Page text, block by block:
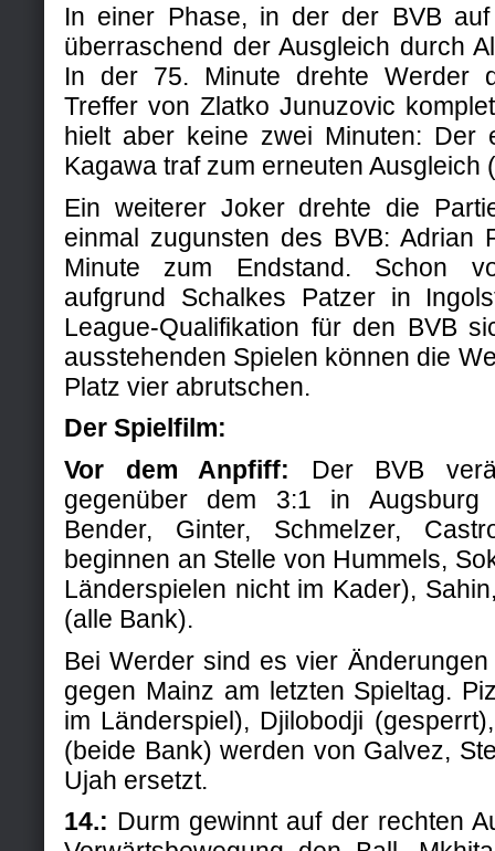
In einer Phase, in der der BVB
überraschend der Ausgleich durch
In der 75. Minute drehte Werder
Treffer von Zlatko Junuzovic
hielt aber keine zwei Minuten: Der
Kagawa traf zum erneuten Ausgleich
Ein weiterer Joker drehte die
einmal zugunsten des BVB: Adrian
Minute zum Endstand. Schon
aufgrund Schalkes Patzer in
League-Qualifikation für den BVB
ausstehenden Spielen können die
Platz vier abrutschen.
Der Spielfilm:
Vor dem Anpfiff: Der BVB
gegenüber dem 3:1 in Augsburg
Bender, Ginter, Schmelzer,
beginnen an Stelle von Hummels,
Länderspielen nicht im Kader),
(alle Bank).
Bei Werder sind es vier
gegen Mainz am letzten Spieltag.
im Länderspiel), Djilobodji
(beide Bank) werden von Galvez,
Ujah ersetzt.
14.: Durm gewinnt auf der rechten